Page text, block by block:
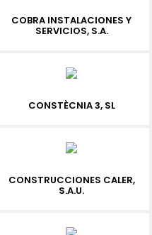
COBRA INSTALACIONES Y
SERVICIOS, S.A.
CONSTÈCNIA 3, SL
CONSTRUCCIONES CALER,
S.A.U.